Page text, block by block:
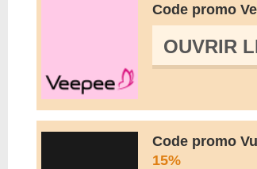
Code promo
OUVRIR
Code promo
15%